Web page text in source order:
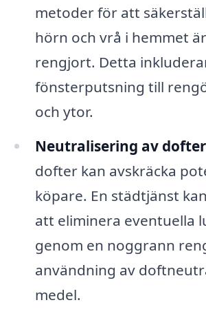
metoder för att
hörn och vrå i hemmet
rengjort. Detta
fönsterputsning till
och ytor.
Neutralisering av
dofter kan avskräcka
köpare. En städtjänst
att eliminera eventuella
genom en noggrann
användning av
medel.